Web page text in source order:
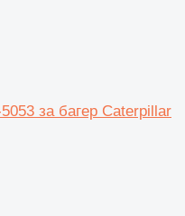
за багер Caterpillar